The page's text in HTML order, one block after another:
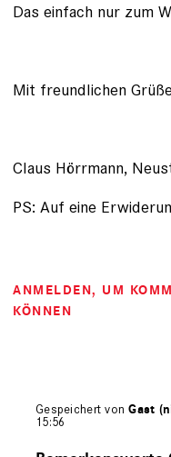
Das einfach nur zum
Mit freundlichen
Claus Hörrmann,
PS: Auf eine
ANMELDEN, UM
KÖNNEN
Gespeichert vonGast
15:56